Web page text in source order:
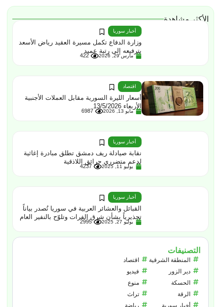
الأكثر مشاهدة
أخبار سوريا
وزارة الدفاع تكمل مسيرة العقيد رياض الأسعد
بترفيعه إلى رتبة عميد
مارس 29, 2026 422
اقتصاد
أسعار الليرة السورية مقابل العملات الأجنبية
الأربعاء 13/5/2026
مايو 13, 2026 6987
أخبار سوريا
نقابة صيادلة ريف دمشق تطلق مبادرة إغاثية
لدعم متضرري حرائق اللاذقية
يوليو 11, 2025 4237
أخبار سوريا
القبائل والعشائر العربية في سوريا تُصدر بياناً
تحذيرياً بشأن شرق الفرات وتلوّح بالنفير العام
يوليو 27, 2025 2995
التصنيفات
المنطقة الشرقية
دير الزور
الحسكة
الرقة
اقتصاد
فيديو
منوع
تراث